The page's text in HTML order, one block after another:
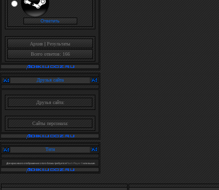
Архив | Результаты
Всего ответов: 166
Друзья сайта
Друзья сайта:
Сайты персонала:
Теги
Для красивого отображения этого блока требуетсяFlash Player 9или выше.